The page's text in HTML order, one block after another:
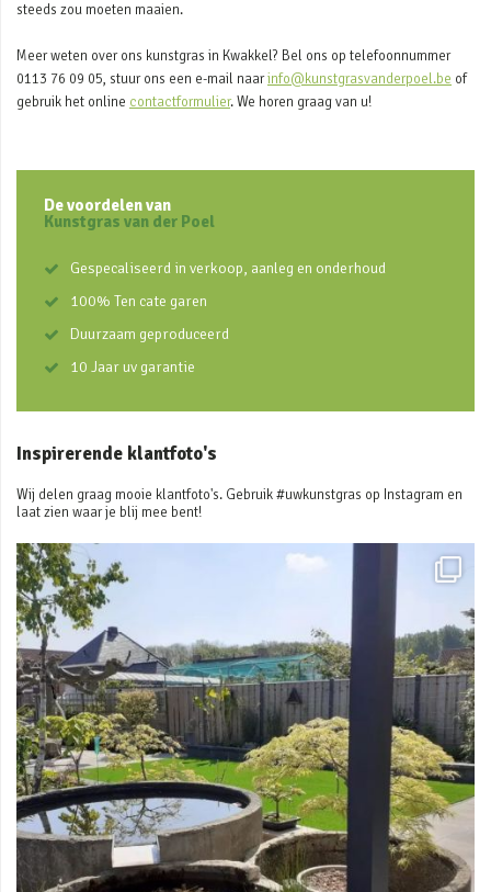
steeds zou moeten maaien.
Meer weten over ons kunstgras in Kwakkel? Bel ons op telefoonnummer
0113 76 09 05, stuur ons een e-mail naarinfo@kunstgrasvanderpoel.be of
gebruik het online contactformulier. We horen graag van u!
De voordelen van
Kunstgras van der Poel
Gespecaliseerd in verkoop, aanleg en onderhoud
100% Ten cate garen
Duurzaam geproduceerd
10 Jaar uv garantie
Inspirerende klantfoto's
Wij delen graag mooie klantfoto's. Gebruik #uwkunstgras op Instagram en
laat zien waar je blij mee bent!